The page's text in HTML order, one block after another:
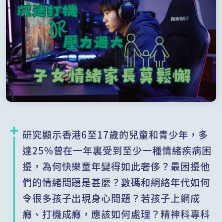
研究顯示香港6至17歲的兒童和青少年，多
達25%曾在一年裏受到至少一種情緒疾病困
擾，為何快樂童年變得如此奢侈？最困擾他
們的情緒問題是甚麼？數碼和網絡年代如何
令很多孩子出現身心問題？若孩子上網成
癮、打機成癮，應該如何處理？精神科專科